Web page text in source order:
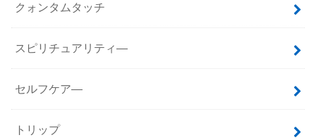
クォンタムタッチ
スピリチュアリティ―
セルフケア―
トリップ